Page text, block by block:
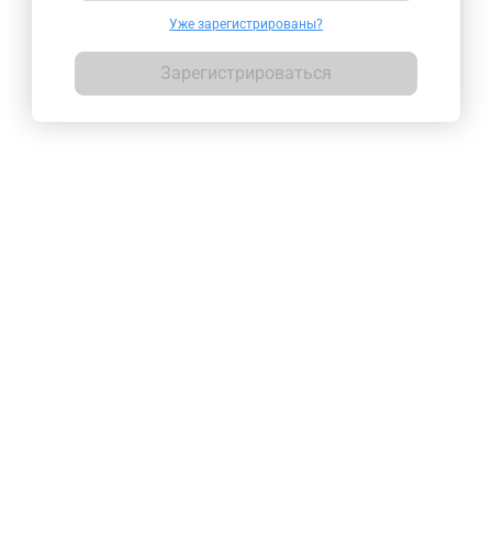
Уже зарегистрированы?
Зарегистрироваться